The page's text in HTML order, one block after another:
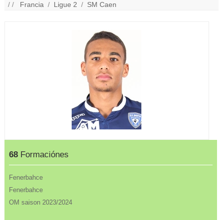
/ / Francia / Ligue 2 / SM Caen
68 Formaciónes
Fenerbahce
Fenerbahce
OM saison 2023/2024